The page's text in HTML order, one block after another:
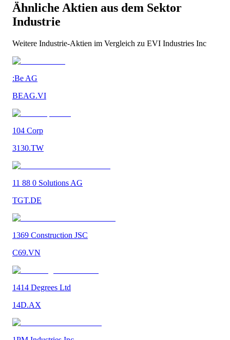
Ähnliche Aktien aus dem Sektor
Industrie
Weitere Industrie-Aktien im Vergleich zu EVI Industries Inc
:Be AG
BEAG.VI
104 Corp
3130.TW
11 88 0 Solutions AG
TGT.DE
1369 Construction JSC
C69.VN
1414 Degrees Ltd
14D.AX